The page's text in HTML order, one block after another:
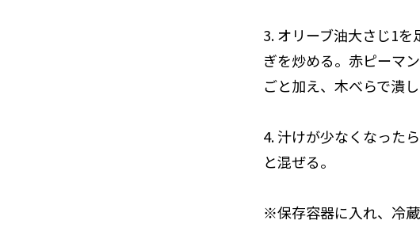
3. オリーブ油大さじ1
ぎを炒める。赤ピーマ
ごと加え、木べらで潰
4. 汁けが少なくなった
と混ぜる。
※保存容器に入れ、冷